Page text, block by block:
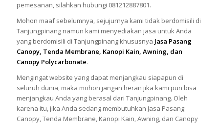
pemesanan, silahkan hubungi 081212887801.
Mohon maaf sebelumnya, sejujurnya kami tidak berdomisili di
Tanjungpinang namun kami menyediakan jasa untuk Anda
yang berdomisili di Tanjungpinang khususnya Jasa Pasang
Canopy, Tenda Membrane, Kanopi Kain, Awning, dan
Canopy Polycarbonate.
Mengingat website yang dapat menjangkau siapapun di
seluruh dunia, maka mohon jangan heran jika kami pun bisa
menjangkau Anda yang berasal dari Tanjungpinang. Oleh
karena itu, jika Anda sedang membutuhkan Jasa Pasang
Canopy, Tenda Membrane, Kanopi Kain, Awning, dan Canopy